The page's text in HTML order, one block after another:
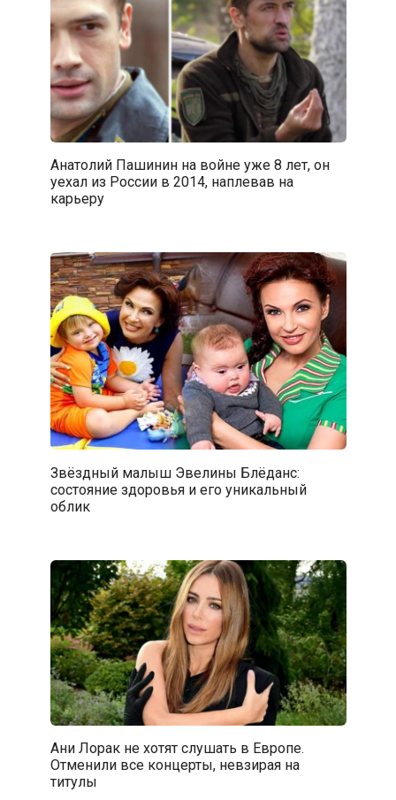
Анатолий Пашинин на войне уже 8 лет, он
уехал из России в 2014, наплевав на
карьеру
Звёздный малыш Эвелины Блёданс:
состояние здоровья и его уникальный
облик
Ани Лорак не хотят слушать в Европе.
Отменили все концерты, невзирая на
титулы